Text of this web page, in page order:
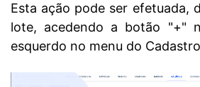
Esta ação pode ser efetuada,
lote, acedendo a botão "+"
esquerdo no menu do